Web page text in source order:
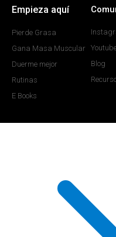
Empieza aquí
Pierde Grasa
Gana Masa Muscular
Duerme mejor
Rutinas
E Books
Blog